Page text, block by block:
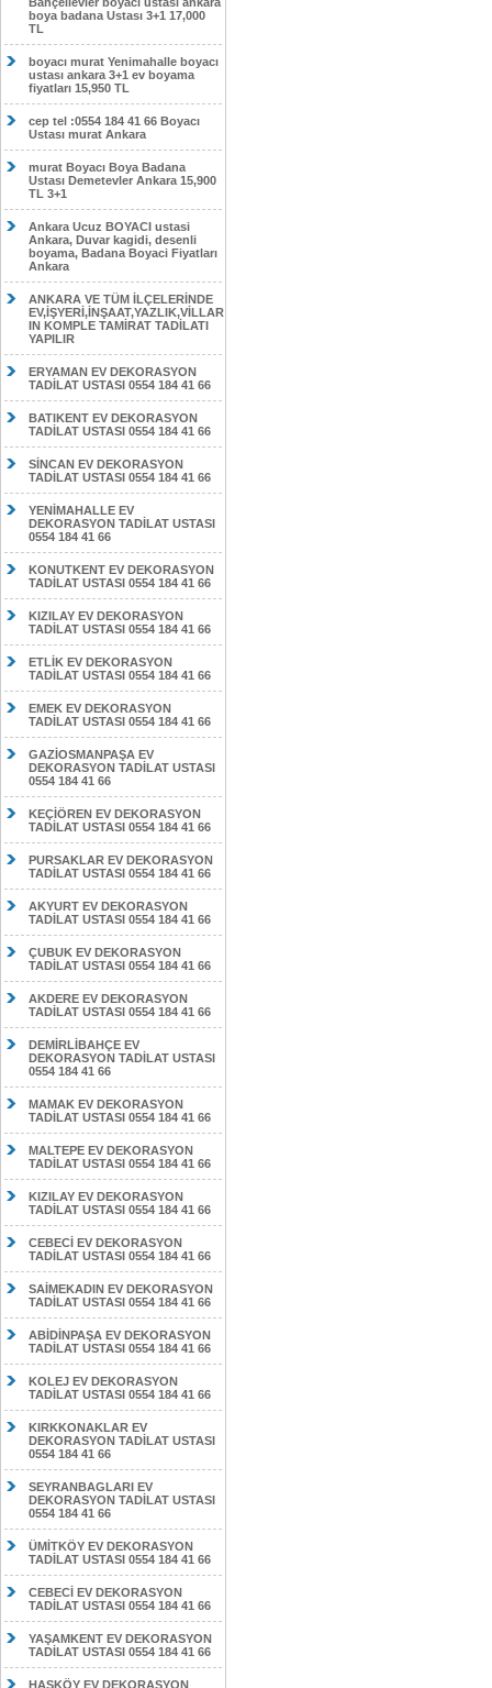
boya badana Ustası 3+1 17,000
TL
boyacı murat Yenimahalle boyacı
ustası ankara 3+1 ev boyama
fiyatları 15,950 TL
cep tel :0554 184 41 66 Boyacı
Ustası murat Ankara
murat Boyacı Boya Badana
Ustası Demetevler Ankara 15,900
TL 3+1
Ankara Ucuz BOYACI ustasi
Ankara, Duvar kagidi, desenli
boyama, Badana Boyaci Fiyatları
Ankara
ANKARA VE TÜM İLÇELERİNDE
EV,İŞYERİ,İNŞAAT,YAZLIK,VİLLAR
IN KOMPLE TAMİRAT TADİLATI
YAPILIR
ERYAMAN EV DEKORASYON
TADİLAT USTASI 0554 184 41 66
BATIKENT EV DEKORASYON
TADİLAT USTASI 0554 184 41 66
SİNCAN EV DEKORASYON
TADİLAT USTASI 0554 184 41 66
YENİMAHALLE EV
DEKORASYON TADİLAT USTASI
0554 184 41 66
KONUTKENT EV DEKORASYON
TADİLAT USTASI 0554 184 41 66
KIZILAY EV DEKORASYON
TADİLAT USTASI 0554 184 41 66
ETLİK EV DEKORASYON
TADİLAT USTASI 0554 184 41 66
EMEK EV DEKORASYON
TADİLAT USTASI 0554 184 41 66
GAZİOSMANPAŞA EV
DEKORASYON TADİLAT USTASI
0554 184 41 66
KEÇİÖREN EV DEKORASYON
TADİLAT USTASI 0554 184 41 66
PURSAKLAR EV DEKORASYON
TADİLAT USTASI 0554 184 41 66
AKYURT EV DEKORASYON
TADİLAT USTASI 0554 184 41 66
ÇUBUK EV DEKORASYON
TADİLAT USTASI 0554 184 41 66
AKDERE EV DEKORASYON
TADİLAT USTASI 0554 184 41 66
DEMİRLİBAHÇE EV
DEKORASYON TADİLAT USTASI
0554 184 41 66
MAMAK EV DEKORASYON
TADİLAT USTASI 0554 184 41 66
MALTEPE EV DEKORASYON
TADİLAT USTASI 0554 184 41 66
KIZILAY EV DEKORASYON
TADİLAT USTASI 0554 184 41 66
CEBECİ EV DEKORASYON
TADİLAT USTASI 0554 184 41 66
SAİMEKADIN EV DEKORASYON
TADİLAT USTASI 0554 184 41 66
ABİDİNPAŞA EV DEKORASYON
TADİLAT USTASI 0554 184 41 66
KOLEJ EV DEKORASYON
TADİLAT USTASI 0554 184 41 66
KIRKKONAKLAR EV
DEKORASYON TADİLAT USTASI
0554 184 41 66
SEYRANBAGLARI EV
DEKORASYON TADİLAT USTASI
0554 184 41 66
ÜMİTKÖY EV DEKORASYON
TADİLAT USTASI 0554 184 41 66
CEBECİ EV DEKORASYON
TADİLAT USTASI 0554 184 41 66
YAŞAMKENT EV DEKORASYON
TADİLAT USTASI 0554 184 41 66
HASKÖY EV DEKORASYON